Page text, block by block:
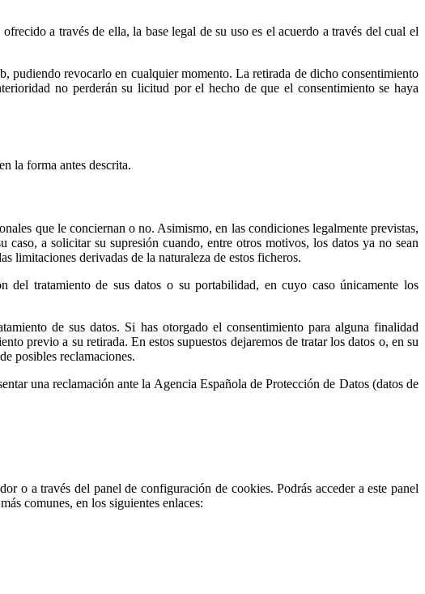
a través de ella, la base legal de su uso es el acuerdo a través del cual el
pudiendo revocarlo en cualquier momento. La retirada de dicho consentimiento
no perderán su licitud por el hecho de que el consentimiento se haya
la forma antes descrita.
que le conciernan o no. Asimismo, en las condiciones legalmente previstas,
caso, a solicitar su supresión cuando, entre otros motivos, los datos ya no sean
limitaciones derivadas de la naturaleza de estos ficheros.
del tratamiento de sus datos o su portabilidad, en cuyo caso únicamente los
de sus datos. Si has otorgado el consentimiento para alguna finalidad
previo a su retirada. En estos supuestos dejaremos de tratar los datos o, en su
posibles reclamaciones.
una reclamación ante la Agencia Española de Protección de Datos (datos de
o a través del panel de configuración de cookies. Podrás acceder a este panel
comunes, en los siguientes enlaces: